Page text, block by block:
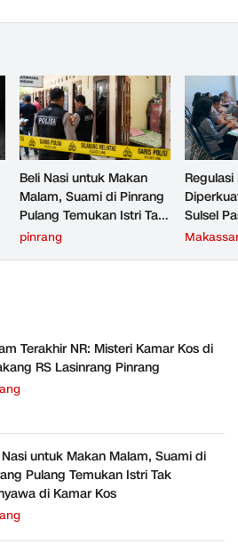
Beli Nasi untuk Makan
Malam, Suami di Pinrang
Pulang Temukan Istri Tak
Bernyawa di Kamar Kos
pinrang
Sulsel
Terakhir NR: Misteri Kamar Kos di
RS Lasinrang Pinrang
Nasi untuk Makan Malam, Suami di
Pulang Temukan Istri Tak
di Kamar Kos